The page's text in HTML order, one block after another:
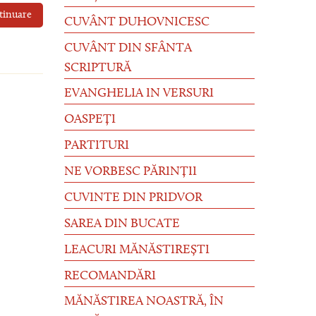
CUVÂNT DUHOVNICESC
CUVÂNT DIN SFÂNTA
SCRIPTURĂ
EVANGHELIA IN VERSURI
OASPEȚI
PARTITURI
NE VORBESC PĂRINȚII
CUVINTE DIN PRIDVOR
SAREA DIN BUCATE
LEACURI MĂNĂSTIREȘTI
RECOMANDĂRI
MĂNĂSTIREA NOASTRĂ, ÎN